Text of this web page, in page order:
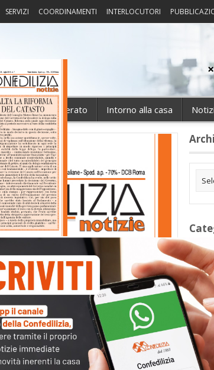
SERVIZI COORDINAMENTI INTERLOCUTORI
Fisco Portierato Intorno alla casa
Tag